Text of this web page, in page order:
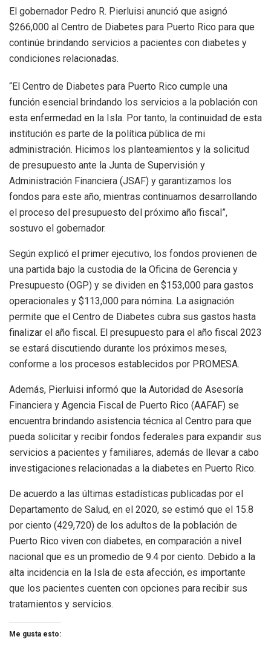
El gobernador Pedro R. Pierluisi anunció que asignó
$266,000 al Centro de Diabetes para Puerto Rico para que
continúe brindando servicios a pacientes con diabetes y
condiciones relacionadas.
“El Centro de Diabetes para Puerto Rico cumple una
función esencial brindando los servicios a la población con
esta enfermedad en la Isla. Por tanto, la continuidad de esta
institución es parte de la política pública de mi
administración. Hicimos los planteamientos y la solicitud
de presupuesto ante la Junta de Supervisión y
Administración Financiera (JSAF) y garantizamos los
fondos para este año, mientras continuamos desarrollando
el proceso del presupuesto del próximo año fiscal”,
sostuvo el gobernador.
Según explicó el primer ejecutivo, los fondos provienen de
una partida bajo la custodia de la Oficina de Gerencia y
Presupuesto (OGP) y se dividen en $153,000 para gastos
operacionales y $113,000 para nómina. La asignación
permite que el Centro de Diabetes cubra sus gastos hasta
finalizar el año fiscal. El presupuesto para el año fiscal 2023
se estará discutiendo durante los próximos meses,
conforme a los procesos establecidos por PROMESA.
Además, Pierluisi informó que la Autoridad de Asesoría
Financiera y Agencia Fiscal de Puerto Rico (AAFAF) se
encuentra brindando asistencia técnica al Centro para que
pueda solicitar y recibir fondos federales para expandir sus
servicios a pacientes y familiares, además de llevar a cabo
investigaciones relacionadas a la diabetes en Puerto Rico.
De acuerdo a las últimas estadísticas publicadas por el
Departamento de Salud, en el 2020, se estimó que el 15.8
por ciento (429,720) de los adultos de la población de
Puerto Rico viven con diabetes, en comparación a nivel
nacional que es un promedio de 9.4 por ciento. Debido a la
alta incidencia en la Isla de esta afección, es importante
que los pacientes cuenten con opciones para recibir sus
tratamientos y servicios.
Me gusta esto: